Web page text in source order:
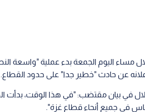
مساء اليوم الجمعة بدء عملية "واسعة
عن حادث "خطير جدا" على حدود القطاع.
في بيان مقتضب: "‫في هذا الوقت، بدأت
في جميع أنحاء قطاع غزة".